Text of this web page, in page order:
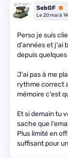
SebGF
Le 20 mai à
Perso je suis
d'années et j'ai
depuis
J'ai pas à me
rythme correct
mémoire c'est
Et si demain tu
sache que
Plus limité en
suffisant pour